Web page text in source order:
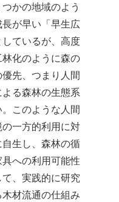
かの地域のよう
が早い「早生広
ているが、高度
化のように森の
先、つまり人間
る森林の生態系
このような人間
一方的利用に対
生し、森林の循
への利用可能性
、実践的に研究
材流通の仕組み